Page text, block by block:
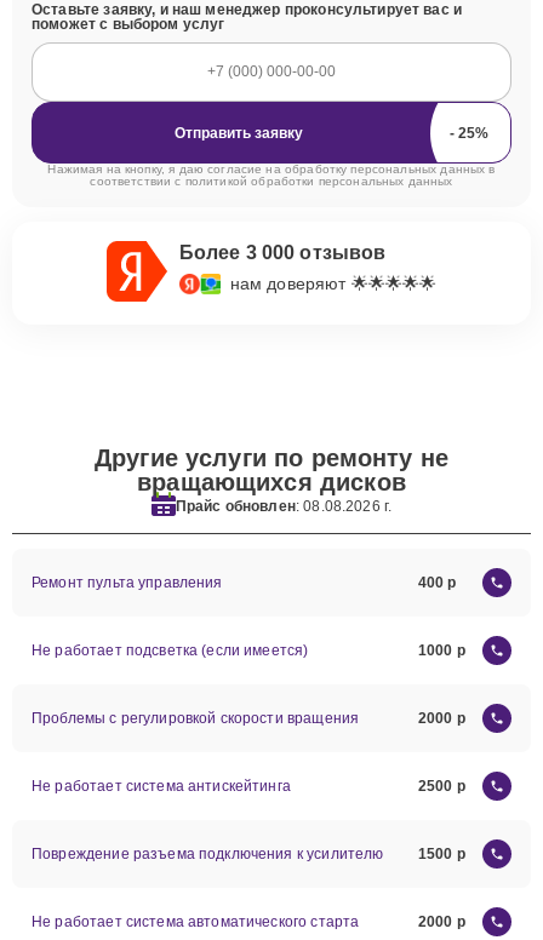
Оставьте заявку, и наш менеджер проконсультирует вас и
поможет с выбором услуг
Отправить заявку
Нажимая на кнопку, я даю согласие на обработку персональных данных в
соответствии с политикой обработки персональных данных
Более 3 000 отзывов
нам доверяют 🌟🌟🌟🌟🌟
Другие услуги по ремонту не
вращающихся дисков
Прайс обновлен: 08.08.2026 г.
Ремонт пульта управления 400
Не работает подсветка (если имеется) 1000
Проблемы с регулировкой скорости вращения 2000
Не работает система антискейтинга 2500
Повреждение разъема подключения к усилителю 1500
Не работает система автоматического старта 2000